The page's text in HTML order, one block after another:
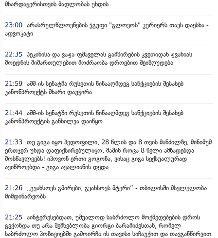
მხარდაჭერისთვის მადლობას უხდის
23:00 არასრულწლოვნების ჯგუფი "გლოვოს" კურიერს თავს დაესხა -
ადვოკატი
22:35 პეკინისა და ვაჟა-ფშაველას გამზირების კვეთიდან ჟვანიას
მოედნის მიმართულებით მოძრაობა დროებით შეიზღუდება
21:59 აშშ-ის სენატმა რუსეთის წინააღმდეგ სანქციების შესახებ
კანონპროექტს მხარი დაუჭირა
21:44 აშშ-ის სენატში რუსეთის წინააღმდეგ სანქციების შესახებ
კანონპროექტის განხილვა დაიწყო
21:33 თუ გიგა იყო პედოფილი, 28 წლის და 8 თვის მანძილზე, მინიმუმ
ერთჯერ უნდა დაფიქსირებულიყო, მაშინ როცა 8 წელი ამზადებდა
მოსწავლეებს! იპოვონ ერთი გოგონა, ვისაც გიგა სექსუალურად
ავიწროებდა - გიგა ავალიანის დედა
21:26
„გვახსოვს გმირები, გვახსოვს მტერი” - თბილისში მსვლელობა
მიმდინარეობს
21:25 აინტერესებდათ, უშუალოდ საბრძოლო მოქმედებების დროს
გვქონდა თუ არა შემხებლობა გიორგი ბარამიძესთან, რომელ
საბრძოლო პოზიციებში გამოირჩა ის თავისი სიჩაუქით და თავგანწირვით